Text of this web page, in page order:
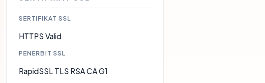
SERTIFIKAT SSL
HTTPS Valid
PENERBIT SSL
RapidSSL TLS RSA CA G1